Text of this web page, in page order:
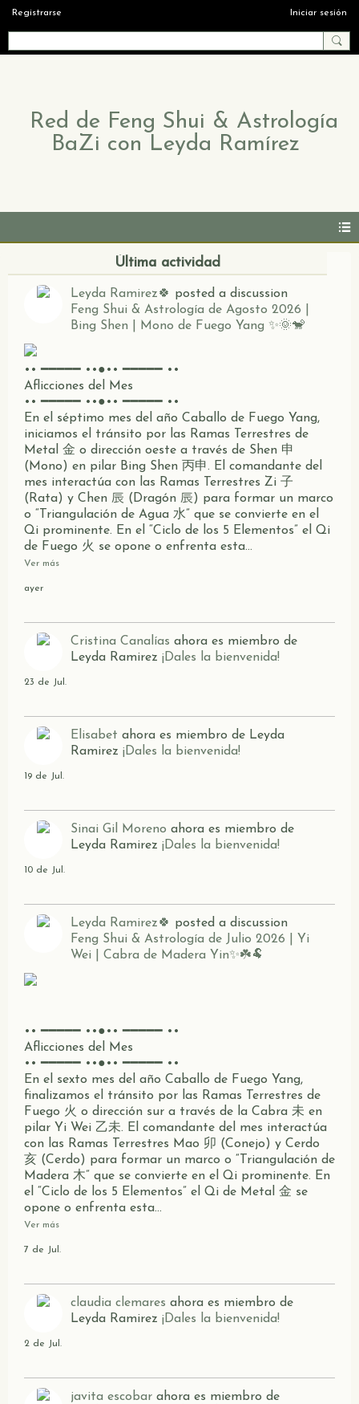
Registrarse Iniciar sesión
Red de Feng Shui & Astrología
BaZi con Leyda Ramírez
Última actividad
Leyda Ramirez🍀 posted a discussion
Feng Shui & Astrología de Agosto 2026 |
Bing Shen | Mono de Fuego Yang ✨🌞🐒
•• ━━━━━ ••●•• ━━━━━ ••
Aflicciones del Mes
•• ━━━━━ ••●•• ━━━━━ ••
En el séptimo mes del año Caballo de Fuego Yang,
iniciamos el tránsito por las Ramas Terrestres de
Metal 金 o dirección oeste a través de Shen 申
(Mono) en pilar Bing Shen 丙申. El comandante del
mes interactúa con las Ramas Terrestres Zi 子
(Rata) y Chen 辰 (Dragón 辰) para formar un marco
o “Triangulación de Agua 水” que se convierte en el
Qi prominente. En el “Ciclo de los 5 Elementos” el Qi
de Fuego 火 se opone o enfrenta esta…
Ver más
ayer
Cristina Canalías ahora es miembro de
Leyda Ramirez ¡Dales la bienvenida!
23 de Jul.
Elisabet ahora es miembro de Leyda
Ramirez ¡Dales la bienvenida!
19 de Jul.
Sinai Gil Moreno ahora es miembro de
Leyda Ramirez ¡Dales la bienvenida!
10 de Jul.
Leyda Ramirez🍀 posted a discussion
Feng Shui & Astrología de Julio 2026 | Yi
Wei | Cabra de Madera Yin✨☘️🐏
•• ━━━━━ ••●•• ━━━━━ ••
Aflicciones del Mes
•• ━━━━━ ••●•• ━━━━━ ••
En el sexto mes del año Caballo de Fuego Yang,
finalizamos el tránsito por las Ramas Terrestres de
Fuego 火 o dirección sur a través de la Cabra 未 en
pilar Yi Wei 乙未. El comandante del mes interactúa
con las Ramas Terrestres Mao 卯 (Conejo) y Cerdo
亥 (Cerdo) para formar un marco o “Triangulación de
Madera 木” que se convierte en el Qi prominente. En
el “Ciclo de los 5 Elementos” el Qi de Metal 金 se
opone o enfrenta esta…
Ver más
7 de Jul.
claudia clemares ahora es miembro de
Leyda Ramirez ¡Dales la bienvenida!
2 de Jul.
javita escobar ahora es miembro de